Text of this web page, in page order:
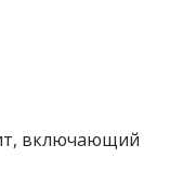
включающий